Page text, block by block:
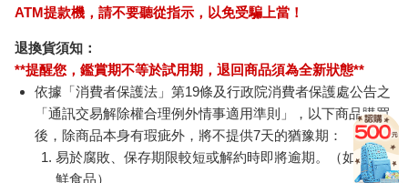
ATM提款機，請不要聽從指示，以免受騙上當！
退換貨須知：
**提醒您，鑑賞期不等於試用期，退回商品須為全新狀態**
依據「消費者保護法」第19條及行政院消費者保護處公告之
「通訊交易解除權合理例外情事適用準則」，以下商品購買
後，除商品本身有瑕疵外，將不提供7天的猶豫期：
易於腐敗、保存期限較短或解約時即將逾期。（如：生
鮮食品）